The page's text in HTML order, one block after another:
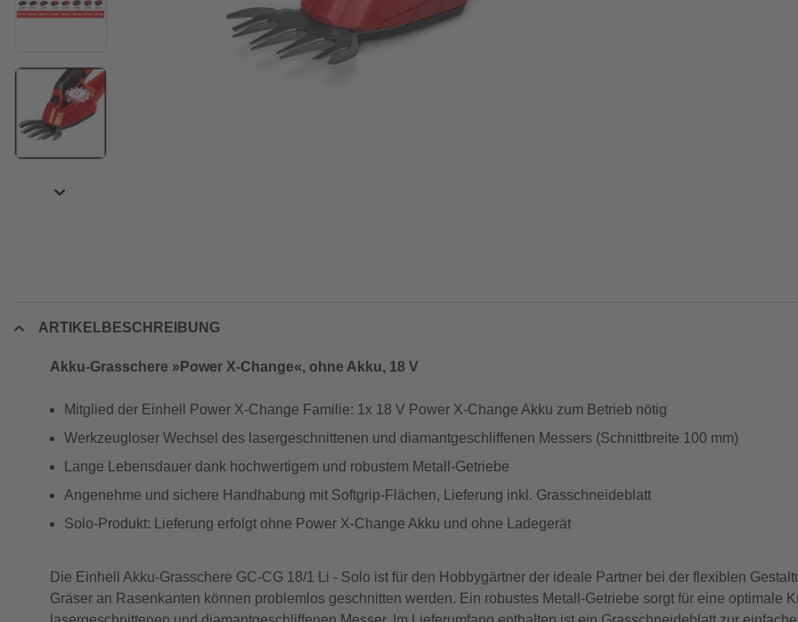
ARTIKELBESCHREIBUNG
Akku-Grasschere »Power X-Change«, ohne Akku, 18 V
Mitglied der Einhell Power X-Change Familie: 1x 18 V Power X-Change Akku zum Betrieb nötig
Werkzeugloser Wechsel des lasergeschnittenen und diamantgeschliffenen Messers (Schnittbreite 100 mm)
Lange Lebensdauer dank hochwertigem und robustem Metall-Getriebe
Angenehme und sichere Handhabung mit Softgrip-Flächen, Lieferung inkl. Grasschneideblatt
Solo-Produkt: Lieferung erfolgt ohne Power X-Change Akku und ohne Ladegerät
Die Einhell Akku-Grasschere GC-CG 18/1 Li - Solo ist für den Hobbygärtner der ideale Partner bei der flexiblen
Gräser an Rasenkanten können problemlos geschnitten werden. Ein robustes Metall-Getriebe sorgt für eine optimale